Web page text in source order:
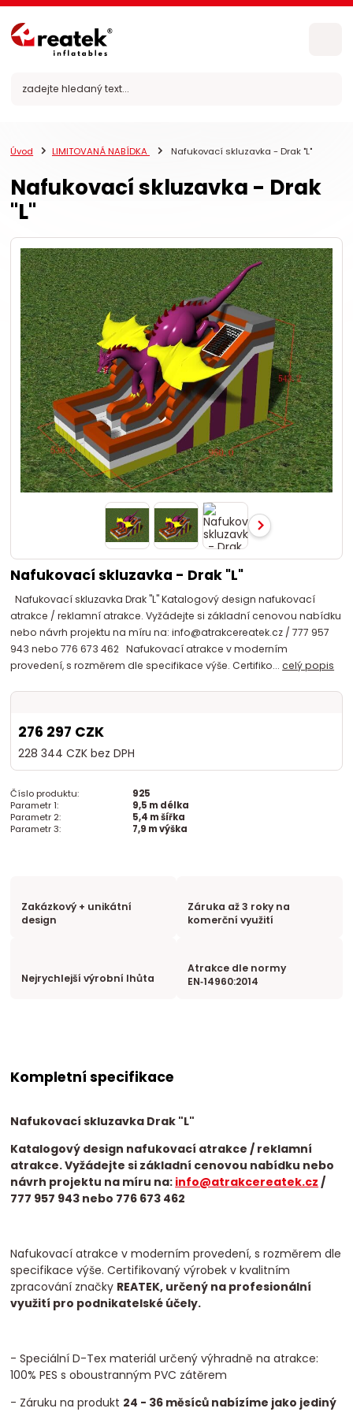
Úvod LIMITOVANÁ NABÍDKA Nafukovací skluzavka - Drak "L"
Nafukovací skluzavka - Drak
"L"
Nafukovací skluzavka - Drak "L"
Nafukovací skluzavka Drak "L" Katalogový design nafukovací
atrakce / reklamní atrakce. Vyžádejte si základní cenovou nabídku
nebo návrh projektu na míru na: info@atrakcereatek.cz / 777 957
943 nebo 776 673 462 Nafukovací atrakce v moderním
provedení, s rozměrem dle specifikace výše. Certifiko...celý popis
276 297 CZK
228 344 CZK bez DPH
Číslo produktu:
925
Parametr 1:
9,5 m délka
Parametr 2:
5,4 m šířka
Parametr 3:
7,9 m výška
Zakázkový + unikátní
design
Záruka až 3 roky na
komerční využití
Nejrychlejší výrobní lhůta
Atrakce dle normy
EN‑14960:2014
Kompletní specifikace
Nafukovací skluzavka Drak "L"
Katalogový design nafukovací atrakce / reklamní
atrakce. Vyžádejte si základní cenovou nabídku nebo
návrh projektu na míru na: info@atrakcereatek.cz /
777 957 943 nebo 776 673 462
Nafukovací atrakce v moderním provedení, s rozměrem dle
specifikace výše. Certifikovaný výrobek v kvalitním
zpracování značky REATEK, určený na profesionální
využití pro podnikatelské účely.
- Speciální D-Tex materiál určený výhradně na atrakce:
100% PES s oboustranným PVC zátěrem
- Záruku na produkt 24 - 36 měsíců nabízíme jako jediný